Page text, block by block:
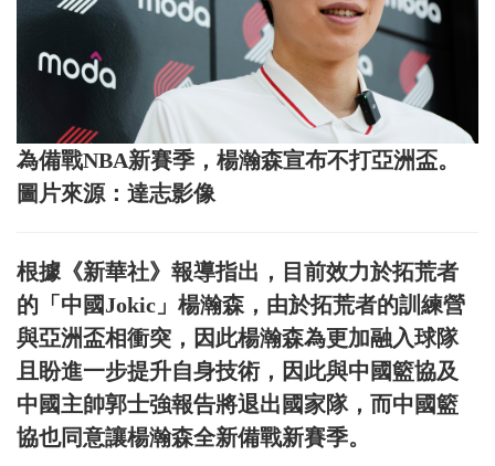
為備戰NBA新賽季，楊瀚森宣布不打亞洲盃。
圖片來源：達志影像
根據《新華社》報導指出，目前效力於拓荒者
的「中國Jokic」楊瀚森，由於拓荒者的訓練營
與亞洲盃相衝突，因此楊瀚森為更加融入球隊
且盼進一步提升自身技術，因此與中國籃協及
中國主帥郭士強報告將退出國家隊，而中國籃
協也同意讓楊瀚森全新備戰新賽季。